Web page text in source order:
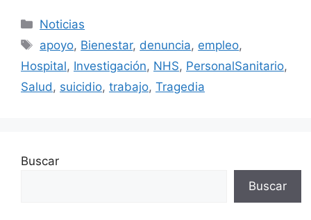
Categorías
Noticias
Etiquetas
apoyo, Bienestar, denuncia, empleo,
Hospital, Investigación, NHS, PersonalSanitario,
Salud, suicidio, trabajo, Tragedia
Buscar
Buscar